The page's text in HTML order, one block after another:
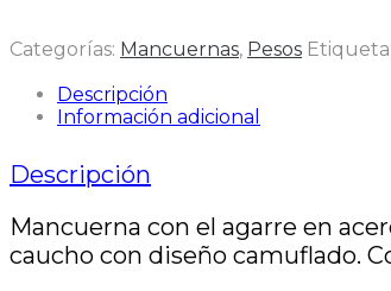
Categorías: Mancuernas, Pesos Etiqueta:
Descripción
Información adicional
Descripción
Mancuerna con el agarre en
caucho con diseño camuflado.